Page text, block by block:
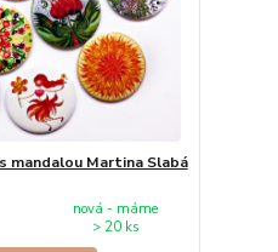
mandalou Martina Slabá
nová - máme
> 20 ks